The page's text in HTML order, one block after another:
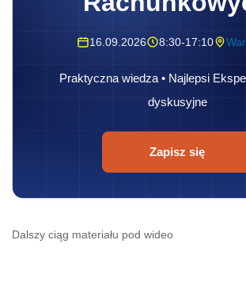
Spór podatnika - pana Kostov